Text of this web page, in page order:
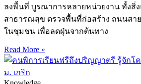
ลงพื้นที่ บูรณาการหลายหน่วยงาน ทั้งสิ่
สาธารณสุข ตรวจพื้นที่ก่อสร้าง ถนนสา
ในชุมชน เพื่อลดฝุ่นจากต้นทาง
Read More »